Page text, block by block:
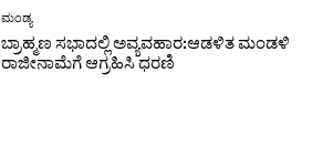
ಮಂಡ್ಯ
ಬ್ರಾಹ್ಮಣ ಸಭಾದಲ್ಲಿ ಅವ್ಯವಹಾರ:ಆಡಳಿತ ಮಂಡಳಿ
ರಾಜೀನಾಮೆಗೆ ಆಗ್ರಹಿಸಿ ಧರಣಿ